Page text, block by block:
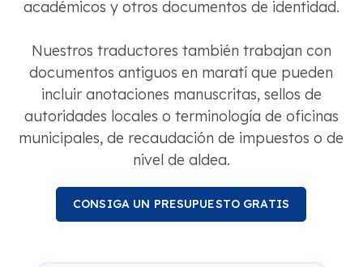
académicos y otros documentos de identidad.
Nuestros traductores también trabajan con
documentos antiguos en maratí que pueden
incluir anotaciones manuscritas, sellos de
autoridades locales o terminología de oficinas
municipales, de recaudación de impuestos o de
nivel de aldea.
CONSIGA UN PRESUPUESTO GRATIS